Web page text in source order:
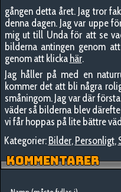
gången detta året. Jag tror
denna dagen. Jag var uppe
mig ut till Unda för att se
bilderna antingen genom
genom att klicka här.
Jag håller på med en
kommer det att bli några
småningom. Jag var där
väder så bilderna blev
vi får hoppas på lite bättre
Kategorier:Bilder,Personligt,
KOMMENTARER